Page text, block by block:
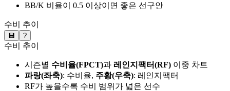
BB/K 비율이 0.5 이상이면 좋은 선구안
수비 추이
💾 ?
수비 추이
시즌별 수비율(FPCT)과 레인지팩터(RF) 이중 차트
파랑(좌축): 수비율, 주황(우축): 레인지팩터
RF가 높을수록 수비 범위가 넓은 선수